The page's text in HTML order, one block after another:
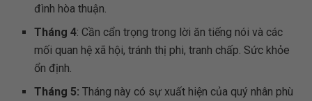
đình hòa thuận.
Tháng 4: Cần cẩn trọng trong lời ăn tiếng nói và các
mối quan hệ xã hội, tránh thị phi, tranh chấp. Sức khỏe
ổn định.
Tháng 5:Tháng này có sự xuất hiện của quý nhân phù